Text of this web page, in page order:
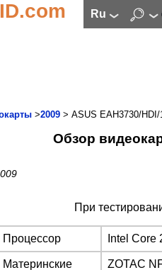
ru
>2009 > ASUS EAH3730/HDI/
Обзор
При
Процессор Intel
Материнские
ZOTAC